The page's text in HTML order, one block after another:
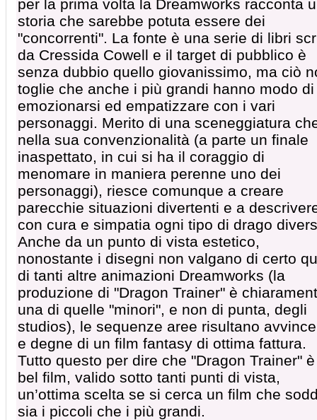
per la prima volta la Dreamworks racconta
storia che sarebbe potuta essere dei
"concorrenti". La fonte è una serie di libri
da Cressida Cowell e il target di pubblico è
senza dubbio quello giovanissimo, ma ciò
toglie che anche i più grandi hanno modo di
emozionarsi ed empatizzare con i vari
personaggi. Merito di una sceneggiatura
nella sua convenzionalità (a parte un finale
inaspettato, in cui si ha il coraggio di
menomare in maniera perenne uno dei
personaggi), riesce comunque a creare
parecchie situazioni divertenti e a
con cura e simpatia ogni tipo di drago
Anche da un punto di vista estetico,
nonostante i disegni non valgano di certo
di tanti altre animazioni Dreamworks (la
produzione di "Dragon Trainer" è
una di quelle "minori", e non di punta, degli
studios), le sequenze aree risultano
e degne di un film fantasy di ottima fattura.
Tutto questo per dire che "Dragon Trainer"
bel film, valido sotto tanti punti di vista,
un’ottima scelta se si cerca un film che
sia i piccoli che i più grandi.